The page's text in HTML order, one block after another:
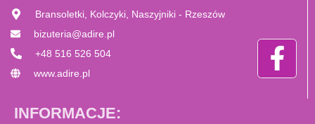
Bransoletki, Kolczyki, Naszyjniki - Rzeszów
bizuteria@adire.pl
+48 516 526 504
www.adire.pl
INFORMACJE: